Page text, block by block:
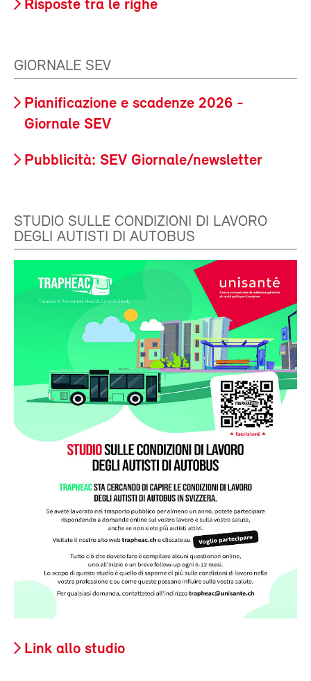
Risposte tra le righe
GIORNALE SEV
Pianificazione e scadenze 2026 -
Giornale SEV
Pubblicità: SEV Giornale/newsletter
STUDIO SULLE CONDIZIONI DI LAVORO
DEGLI AUTISTI DI AUTOBUS
Link allo studio